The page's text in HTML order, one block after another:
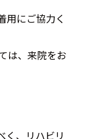
用にご協力く
は、来院をお
く、リハビリ